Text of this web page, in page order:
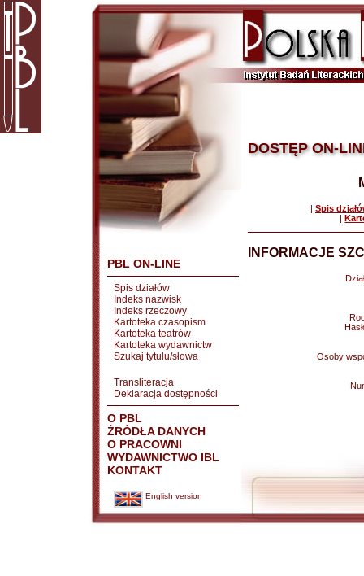
PBL ON-LINE
Spis działów
Indeks nazwisk
Indeks rzeczowy
Kartoteka czasopism
Kartoteka teatrów
Kartoteka wydawnictw
Szukaj tytułu/słowa
Transliteracja
Deklaracja dostępności
O PBL
ŹRÓDŁA DANYCH
O PRACOWNI
WYDAWNICTWO IBL
KONTAKT
English version
DOSTĘP ON-
| Spis
|
INFORMACJE
Osoby